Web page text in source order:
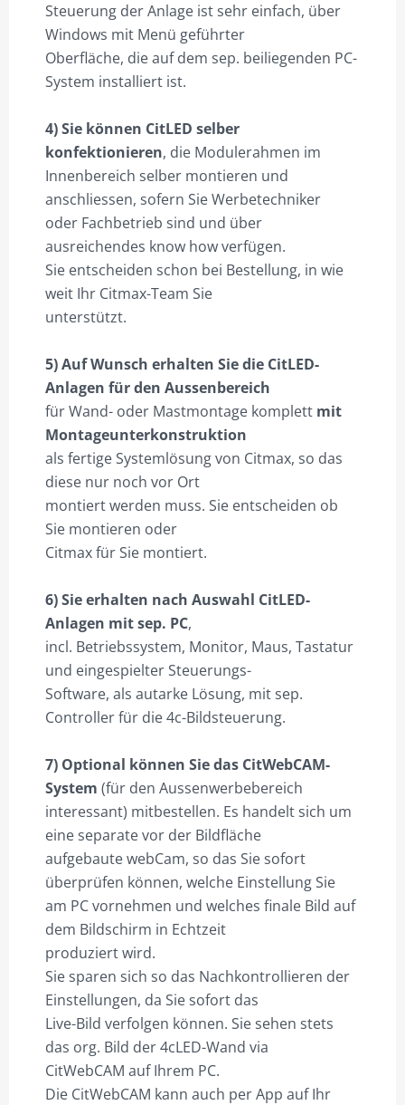
Steuerung der Anlage ist sehr einfach, über
Windows mit Menü geführter
Oberfläche, die auf dem sep. beiliegenden PC-
System installiert ist.
4) Sie können CitLED selber
konfektionieren, die Modulerahmen im
Innenbereich selber montieren und
anschliessen, sofern Sie Werbetechniker
oder Fachbetrieb sind und über
ausreichendes know how verfügen.
Sie entscheiden schon bei Bestellung, in wie
weit Ihr Citmax-Team Sie
unterstützt.
5) Auf Wunsch erhalten Sie die CitLED-
Anlagen für den Aussenbereich
für Wand- oder Mastmontage komplett mit
Montageunterkonstruktion
als fertige Systemlösung von Citmax, so das
diese nur noch vor Ort
montiert werden muss. Sie entscheiden ob
Sie montieren oder
Citmax für Sie montiert.
6) Sie erhalten nach Auswahl CitLED-
Anlagen mit sep. PC,
incl. Betriebssystem, Monitor, Maus, Tastatur
und eingespielter Steuerungs-
Software, als autarke Lösung, mit sep.
Controller für die 4c-Bildsteuerung.
7) Optional können Sie das CitWebCAM-
System (für den Aussenwerbebereich
interessant) mitbestellen. Es handelt sich um
eine separate vor der Bildfläche
aufgebaute webCam, so das Sie sofort
überprüfen können, welche Einstellung Sie
am PC vornehmen und welches finale Bild auf
dem Bildschirm in Echtzeit
produziert wird.
Sie sparen sich so das Nachkontrollieren der
Einstellungen, da Sie sofort das
Live-Bild verfolgen können. Sie sehen stets
das org. Bild der 4cLED-Wand via
CitWebCAM auf Ihrem PC.
Die CitWebCAM kann auch per App auf Ihr